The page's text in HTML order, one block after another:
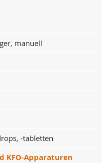
manuell
-tabletten
KFO-Apparaturen